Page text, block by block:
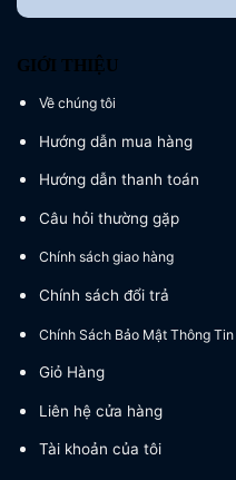
GIỚI THIỆU
Về chúng tôi
Hướng dẫn mua hàng
Hướng dẫn thanh toán
Câu hỏi thường gặp
Chính sách giao hàng
Chính sách đổi trả
Chính Sách Bảo Mật Thông Tin
Giỏ Hàng
Liên hệ cửa hàng
Tài khoản của tôi